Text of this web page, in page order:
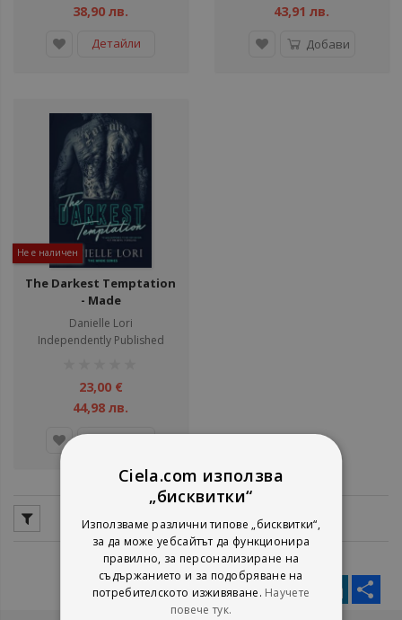
38,90 лв.
Детайли
43,91 лв.
Добави
Не е наличен
The Darkest Temptation
- Made
Danielle Lori
Independently Published
23,00 €
44,98 лв.
Детайли
Facebook
TwitterMessengerPinterestLinkedIn
Ciela.com използва
„бисквитки“
Използваме различни типове „бисквитки“,
за да може уебсайтът да функционира
правилно, за персонализиране на
съдържанието и за подобряване на
потребителското изживяване. Научете
повече тук.